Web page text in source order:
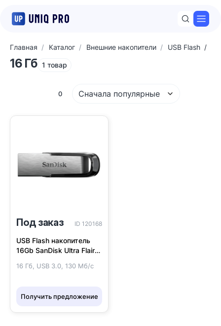
Главная Каталог Внешние накопители USB Flash
16 Гб 1 товар
0 Сначала популярные
Под заказ ID 120168
USB Flash накопитель
16Gb SanDisk Ultra Flair
16 Гб, USB 3.0, 130 Мб/с
Получить предложение